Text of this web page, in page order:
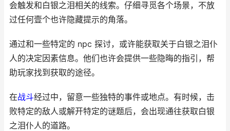
会触发和白银之泪相关的线索。仔细寻觅各个场景，不放
过任何壹个也许隐藏提示的角落。
通过和一些特定的 npc 探讨，或许能获取关于白银之泪仆
人的决定因素信息。他们也许会提供一些隐晦的指引，帮
助玩家找到获取的途径。
在战斗经过中，留意一些独特的事件或地点。有时候，击
败特定的敌人或解开特定的谜题后，会出现通往获取白银
之泪仆人的道路。